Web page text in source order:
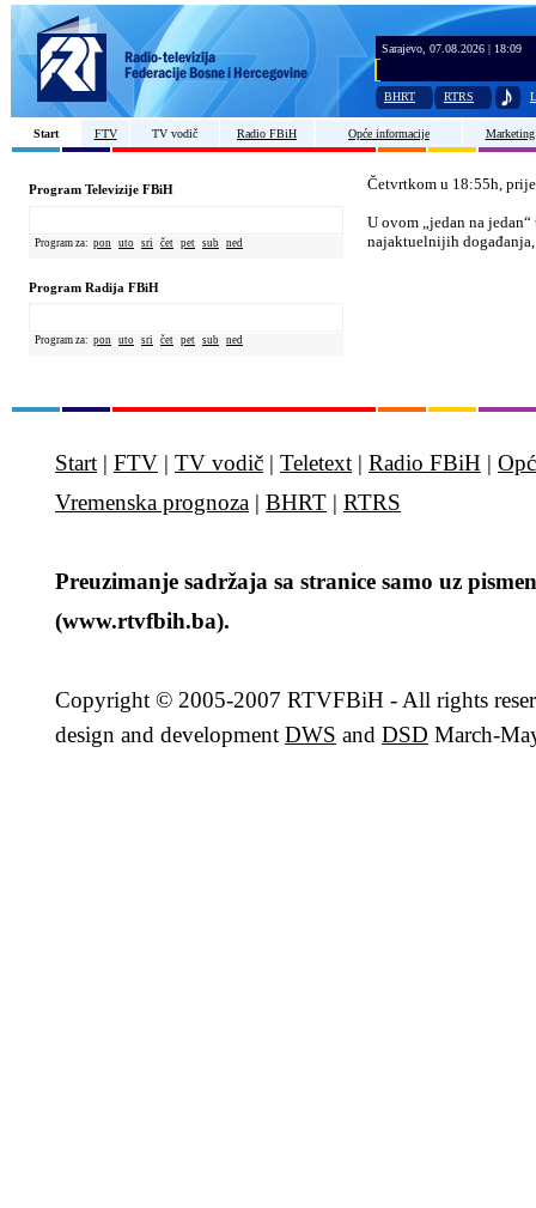
Sarajevo, 07.08.2026 | 18:09
BHRT RTRS
Start FTV TV vodič Radio FBiH Opće informacije Marketing
Program Televizije FBiH
Program za: pon uto sri čet pet sub ned
Program Radija FBiH
Program za: pon uto sri čet pet sub ned
Četvrtkom u 18:55h,
U ovom „jedan na
najaktuelnijih
Start | FTV | TV vodič | Teletext | Radio FBiH |
Vremenska prognoza | BHRT | RTRS
Preuzimanje sadržaja sa stranice samo uz
(www.rtvfbih.ba).
Copyright © 2005-2007 RTVFBiH - All rights
design and development DWS and DSD March-